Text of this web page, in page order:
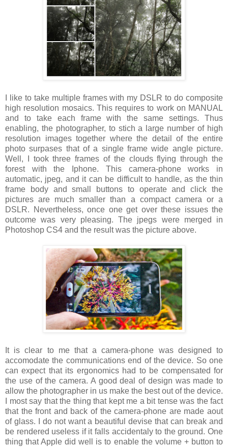
I like to take multiple frames with my DSLR to do composite
high resolution mosaics. This requires to work on MANUAL
and to take each frame with the same settings. Thus
enabling, the photographer, to stich a large number of high
resolution images together where the detail of the entire
photo surpases that of a single frame wide angle picture.
Well, I took three frames of the clouds flying through the
forest with the Iphone. This camera-phone works in
automatic, jpeg, and it can be difficult to handle, as the thin
frame body and small buttons to operate and click the
pictures are much smaller than a compact camera or a
DSLR. Nevertheless, once one get over these issues the
outcome was very pleasing. The jpegs were merged in
Photoshop CS4 and the result was the picture above.
It is clear to me that a camera-phone was designed to
accomodate the communications end of the device. So one
can expect that its ergonomics had to be compensated for
the use of the camera. A good deal of design was made to
allow the photographer in us make the best out of the device.
I most say that the thing that kept me a bit tense was the fact
that the front and back of the camera-phone are made aout
of glass. I do not want a beautiful devise that can break and
be rendered useless if it falls accidentaly to the ground. One
thing that Apple did well is to enable the volume + button to